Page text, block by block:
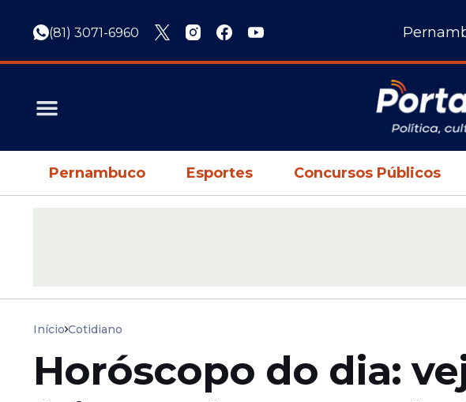
(81) 3071-6960
Pernambuco Esportes Concursos Públicos
Início Cotidiano
Horóscopo do dia: